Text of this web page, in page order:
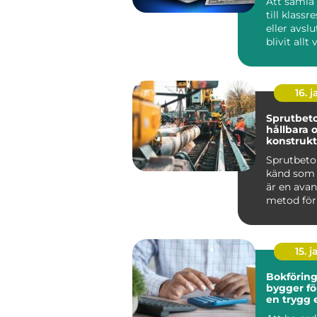
till
eller
blivit allt
16.
hållbara
känd
är en
metod
15.
bygger
en trygg